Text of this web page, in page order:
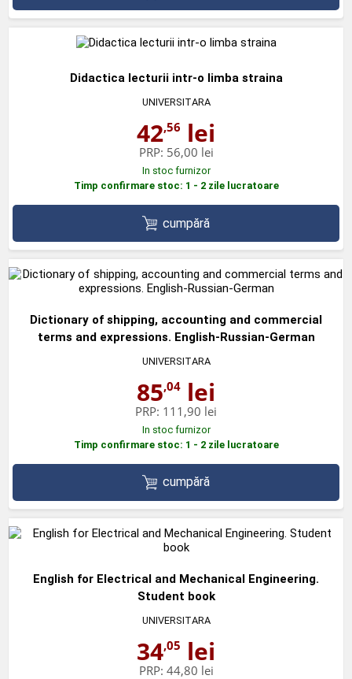
Didactica lecturii intr-o limba straina
UNIVERSITARA
42,56 lei
PRP: 56,00 lei
In stoc furnizor
Timp confirmare stoc: 1 - 2 zile lucratoare
cumpără
Dictionary of shipping, accounting and commercial
terms and expressions. English-Russian-German
UNIVERSITARA
85,04 lei
PRP: 111,90 lei
In stoc furnizor
Timp confirmare stoc: 1 - 2 zile lucratoare
cumpără
English for Electrical and Mechanical Engineering.
Student book
UNIVERSITARA
34,05 lei
PRP: 44,80 lei